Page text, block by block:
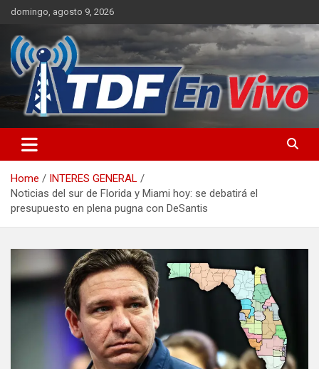
Skip
content
domingo, agosto 9, 2026
Home
INTERES GENERAL
Noticias del sur de Florida y Miami hoy: se debatirá el
presupuesto en plena pugna con DeSantis